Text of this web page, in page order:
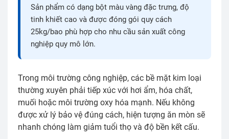
Sản phẩm có dạng bột màu vàng đặc trưng, độ
tinh khiết cao và được đóng gói quy cách
25kg/bao phù hợp cho nhu cầu sản xuất công
nghiệp quy mô lớn.
Trong môi trường công nghiệp, các bề mặt kim loại
thường xuyên phải tiếp xúc với hơi ẩm, hóa chất,
muối hoặc môi trường oxy hóa mạnh. Nếu không
được xử lý bảo vệ đúng cách, hiện tượng ăn mòn sẽ
nhanh chóng làm giảm tuổi thọ và độ bền kết cấu.